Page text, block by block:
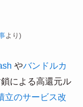
より)
やバンドルカ
による高還元ル
立のサービス改